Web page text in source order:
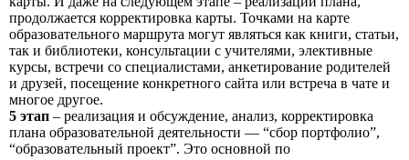
продолжается корректировка карты. Точками на карте
образовательного маршрута могут являться как книги, статьи,
так и библиотеки, консультации с учителями, элективные
курсы, встречи со специалистами, анкетирование родителей
и друзей, посещение конкретного сайта или встреча в чате и
многое другое.
5 этап – реализация и обсуждение, анализ, корректировка
плана образовательной деятельности — “сбор портфолио”,
“образовательный проект”. Это основной по